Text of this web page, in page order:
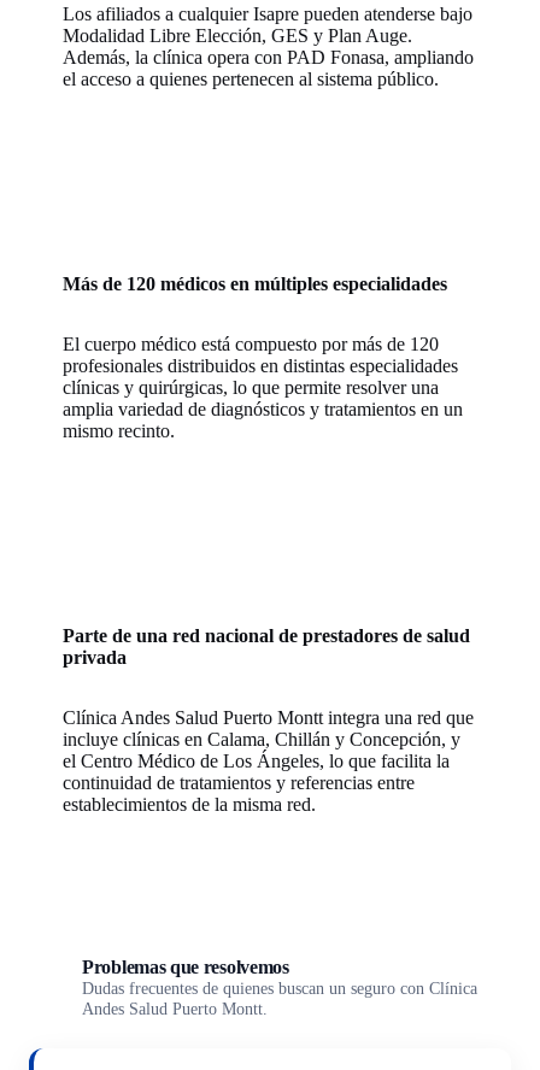
Los afiliados a cualquier Isapre pueden atenderse bajo
Modalidad Libre Elección, GES y Plan Auge.
Además, la clínica opera con PAD Fonasa, ampliando
el acceso a quienes pertenecen al sistema público.
Más de 120 médicos en múltiples especialidades
El cuerpo médico está compuesto por más de 120
profesionales distribuidos en distintas especialidades
clínicas y quirúrgicas, lo que permite resolver una
amplia variedad de diagnósticos y tratamientos en un
mismo recinto.
Parte de una red nacional de prestadores de salud
privada
Clínica Andes Salud Puerto Montt integra una red que
incluye clínicas en Calama, Chillán y Concepción, y
el Centro Médico de Los Ángeles, lo que facilita la
continuidad de tratamientos y referencias entre
establecimientos de la misma red.
Problemas que resolvemos
Dudas frecuentes de quienes buscan un seguro con Clínica
Andes Salud Puerto Montt.